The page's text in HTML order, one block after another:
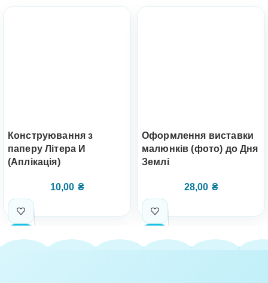
Конструювання з
паперу Літера И
(Аплікація)
10,00 ₴
Оформлення виставки
малюнків (фото) до Дня
Землі
28,00 ₴